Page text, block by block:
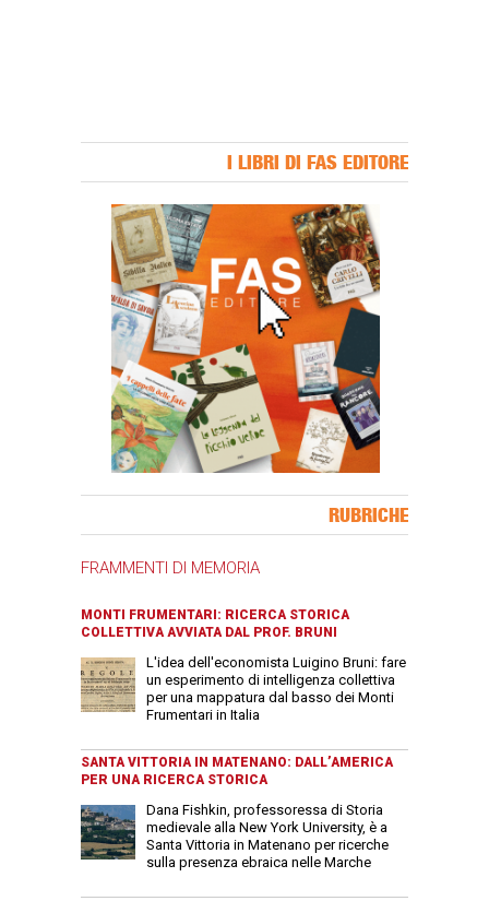
I LIBRI DI FAS EDITORE
RUBRICHE
FRAMMENTI DI MEMORIA
MONTI FRUMENTARI: RICERCA STORICA
COLLETTIVA AVVIATA DAL PROF. BRUNI
L'idea dell'economista Luigino Bruni: fare
un esperimento di intelligenza collettiva
per una mappatura dal basso dei Monti
Frumentari in Italia
SANTA VITTORIA IN MATENANO: DALL’AMERICA
PER UNA RICERCA STORICA
Dana Fishkin, professoressa di Storia
medievale alla New York University, è a
Santa Vittoria in Matenano per ricerche
sulla presenza ebraica nelle Marche